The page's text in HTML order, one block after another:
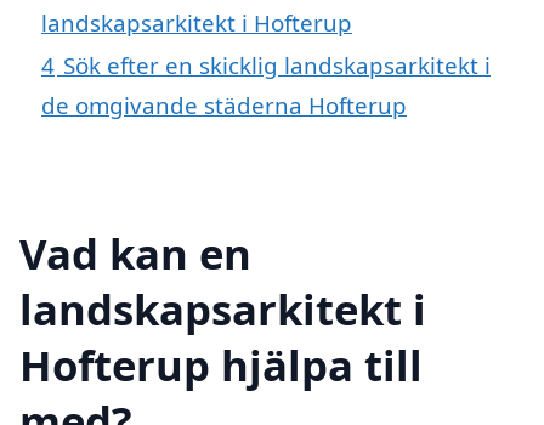
landskapsarkitekt i Hofterup
4 Sök efter en skicklig landskapsarkitekt i
de omgivande städerna Hofterup
Vad kan en
landskapsarkitekt i
Hofterup hjälpa till